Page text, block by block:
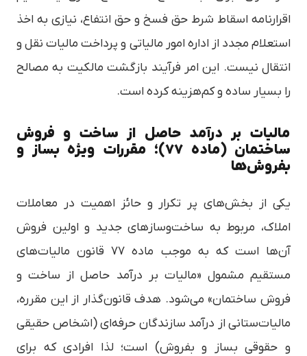
اقرارنامه اسقاط شرط حق فسخ و حق انتفاع، نیازی به اخذ
استعلام مجدد از اداره امور مالیاتی و پرداخت مالیات نقل و
انتقال نیست. این امر فرآیند بازگشت مالکیت به مصالح
را بسیار ساده و کم‌هزینه کرده است.
مالیات بر درآمد حاصل از ساخت و فروش
ساختمان (ماده ۷۷)؛ مقررات ویژه بساز و
بفروش‌ها
یکی از بخش‌های پر تکرار و حائز اهمیت در معاملات
املاک، مربوط به ساخت‌وسازهای جدید و اولین فروش
آن‌ها است که به موجب ماده ۷۷ قانون مالیات‌های
مستقیم مشمول «مالیات بر درآمد حاصل از ساخت و
فروش ساختمان» می‌شود. هدف قانون‌گذار از این مقرره،
مالیات‌ستانی از درآمد سازندگان حرفه‌ای (اشخاص حقیقی
و حقوقی بساز و بفروش) است؛ لذا افرادی که برای